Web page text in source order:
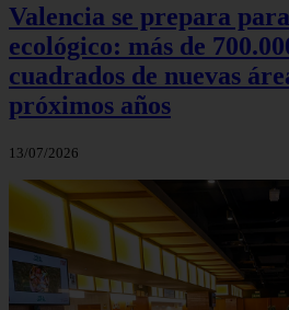
Valencia se prepara
ecológico: más de
cuadrados de nuevas
próximos años
13/07/2026